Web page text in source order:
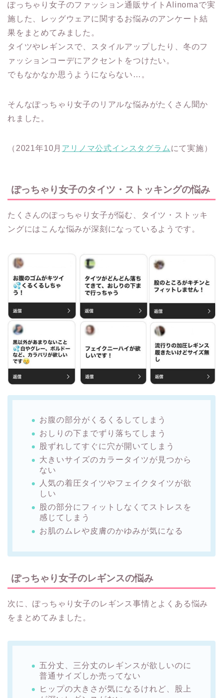
ぽっちゃり女子のファッション通販サイトAlinomaで実
施した、レッグウェアに関するお悩みのアンケート結
果をまとめてみました。
タイツやレギンスで、スタイルアップしたり、冬のフ
ァッションコーデにアクセントをつけたい。
でもなかなか思うようにならない…。
そんなぽっちゃり女子のリアルな悩みがたくさん聞か
れました。
（2021年10月 アリノマ公式インスタグラム にて実施）
ぽっちゃり女子のタイツ・ストッキングの悩み
たくさんのぽっちゃり女子が悩む、タイツ・ストッキ
ングにはこんな悩みが深刻になっているようです。
お腹の部分がくるくるしてしまう
おしりの下までずり落ちてしまう
股ずれしてすぐに穴が開いてしまう
大きいサイズのカラータイツが見つから
ない
人気の着圧タイツやフェイクタイツが欲
しい
股の部分にフィットしなくてストレスを
感じてしまう
お肌のムレや皮膚のかゆみが気になる
ぽっちゃり女子のレギンスの悩み
次に、ぽっちゃり女子のレギンス事情とよくある悩み
をまとめてみました。
五分丈、三分丈のレギンスが欲しいのに
普通サイズしか売ってない
ヒップの大きさが気になるけれど、股上